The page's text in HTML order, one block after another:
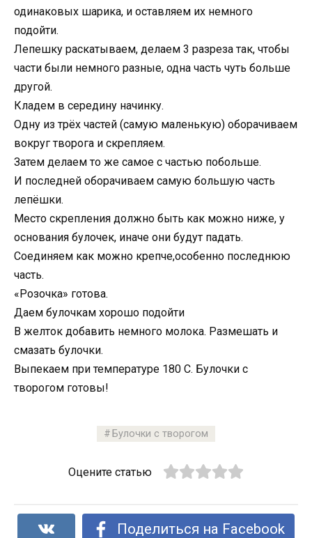
одинаковых шарика, и оставляем их немного
подойти.
Лепешку раскатываем, делаем 3 разреза так, чтобы
части были немного разные, одна часть чуть больше
другой.
Кладем в середину начинку.
Одну из трёх частей (самую маленькую) оборачиваем
вокруг творога и скрепляем.
Затем делаем то же самое с частью побольше.
И последней оборачиваем самую большую часть
лепёшки.
Место скрепления должно быть как можно ниже, у
основания булочек, иначе они будут падать.
Соединяем как можно крепче,особенно последнюю
часть.
«Розочка» готова.
Даем булочкам хорошо подойти
В желток добавить немного молока. Размешать и
смазать булочки.
Выпекаем при температуре 180 С. Булочки с
творогом готовы!
Булочки с творогом
Оцените статью
Поделиться на Facebook